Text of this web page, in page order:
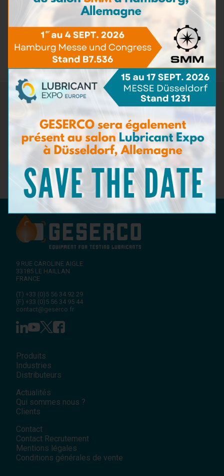
Kits de test pour fluides d’usinage
Kits de test pour fluides de refroidissement (2)
Kits de test pour carburants
Kits de test pour fluides aéronautiques
Accessoires de test
Pack de recharge
Newsletter
Ne manquez pas les dernières nouveautés de GESERCO !
Inscrivez-vous à notre newsletter pour recevoir des
informations sur nos innovations en matière de surveillance de
l'état des lubrifiants, nos événements à venir, et des conseils
d'experts sur la maintenance préventive. Restez à la pointe de
l'industrie avec GESERCO !
Abonnez-vous à notre newsletter
9 RUE CAROLINE AIGLE
33185 LE HAILLAN
FRANCE
(T) +33 (0)5 56 34 92 29
(F) +33 (0)5 56 34 95 44
contact@geserco.fr
Produits
Industries
Distributeurs
Actualités
Qui sommes nous ?
Clients
Contact
Contact Recrutement
Mentions légales
Conditions générales de vente